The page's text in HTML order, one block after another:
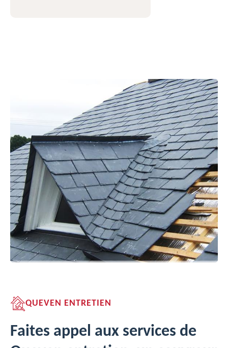
QUEVEN ENTRETIEN
Faites appel aux services de